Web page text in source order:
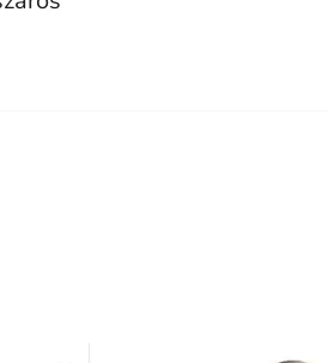
je 5 z 5 hviezdičiek.